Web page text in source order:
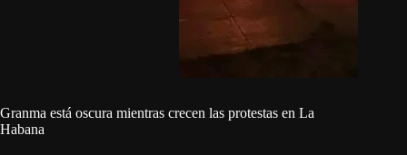
Granma está oscura mientras crecen las protestas en La
Habana